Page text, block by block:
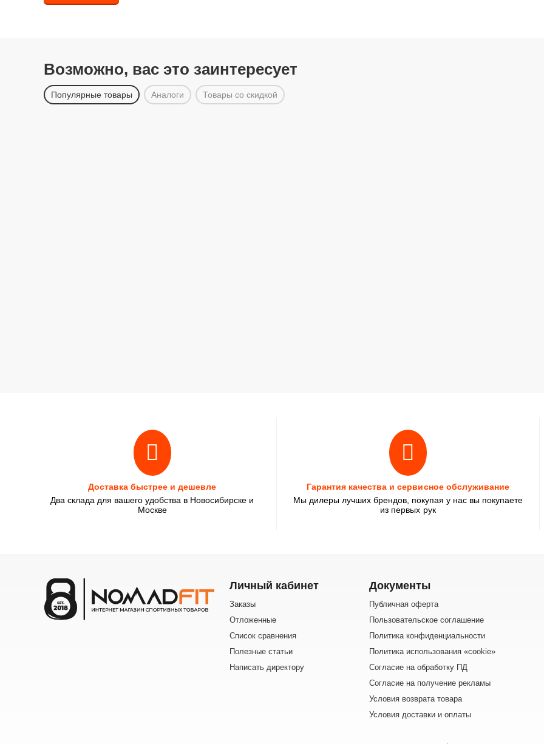
Возможно, вас это заинтересует
Популярные товары Аналоги Товары со скидкой
Доставка быстрее и дешевле
Два склада для вашего удобства в Новосибирске и
Москве
Гарантия качества и сервисное обслуживание
Мы дилеры лучших брендов, покупая у нас вы покупаете
из первых рук
Личный кабинет
Заказы
Отложенные
Список сравнения
Полезные статьи
Написать директору
Документы
Публичная оферта
Пользовательское соглашение
Политика конфиденциальности
Политика использования «cookie»
Согласие на обработку ПД
Согласие на получение рекламы
Условия возврата товара
Условия доставки и оплаты